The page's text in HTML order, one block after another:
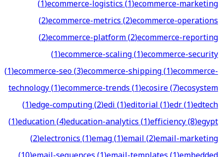
(1)ecommerce-logistics(1)ecommerce-marketing
(2)ecommerce-metrics(2)ecommerce-operations
(2)ecommerce-platform(2)ecommerce-reporting
(1)ecommerce-scaling(1)ecommerce-security
(1)ecommerce-seo(3)ecommerce-shipping(1)ecommerce-
technology(1)ecommerce-trends(1)ecosire(7)ecosystem
(1)edge-computing(2)edi(1)editorial(1)edr(1)edtech
(1)education(4)education-analytics(1)efficiency(8)egypt
(2)electronics(1)emag(1)email(2)email-marketing